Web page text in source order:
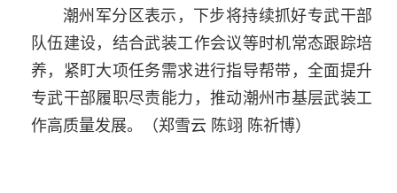
潮州军分区表示，下步将持续抓好专武干部
队伍建设，结合武装工作会议等时机常态跟踪培
养，紧盯大项任务需求进行指导帮带，全面提升
专武干部履职尽责能力，推动潮州市基层武装工
作高质量发展。（郑雪云 陈翊 陈祈博）